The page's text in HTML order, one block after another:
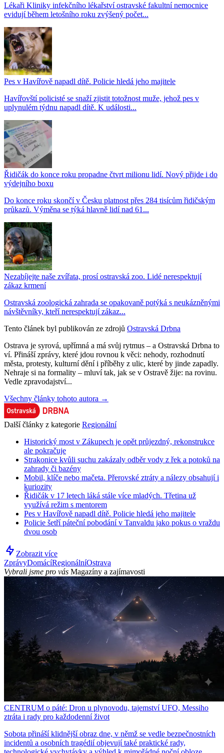
Lékaři Kliniky infekčního lékařství ostravské fakultní nemocnice
evidují během letošního roku zvýšený počet...
Pes v Havířově napadl dítě. Policie hledá jeho majitele
Havířovští policisté se snaží zjistit totožnost muže, jehož pes v
uplynulém týdnu napadl dítě. K události...
Řidičák do konce roku propadne čtvrt milionu lidí. Nový přijde i do
výdejního boxu
Do konce roku skončí v Česku platnost přes 284 tisícům řidičským
průkazů. Výměna se týká hlavně lidí nad 61...
Nezabíjejte naše zvířata, prosí ostravská zoo. Lidé nerespektují
zákaz krmení
Ostravská zoologická zahrada se opakovaně potýká s neukázněnými
návštěvníky, kteří nerespektují zákaz...
Tento článek byl publikován ze zdrojů Ostravská Drbna
Ostrava je syrová, upřímná a má svůj rytmus – a Ostravská Drbna to
ví. Přináší zprávy, které jdou rovnou k věci: nehody, rozhodnutí
města, protesty, kulturní dění i příběhy z ulic, které by jinde zapadly.
Nehraje si na formality – mluví tak, jak se v Ostravě žije: na rovinu.
Vedle zpravodajství...
Všechny články tohoto autora →
Další články z kategorie Regionální
Historický most v Zákupech je opět průjezdný, rekonstrukce
ale pokračuje
Strakonice kvůli suchu zakázaly odběr vody z řek a potoků na
zahrady či bazény
Mobil, klíče nebo mačeta. Přerovské ztráty a nálezy obsahují i
kuriozity
Řidičák v 17 letech láká stále více mladých. Třetina už
využívá režim s mentorem
Pes v Havířově napadl dítě. Policie hledá jeho majitele
Policie šetří páteční pobodání v Tanvaldu jako pokus o vraždu
dvou osob
Zobrazit více
ZprávyDomácíRegionálníOstrava
Vybrali jsme pro vás Magazíny a zajímavosti
CENTRUM o páté: Dron u plynovodu, tajemství UFO, Messiho
ztráta i rady pro každodenní život
Sobota přináší klidnější obraz dne, v němž se vedle bezpečnostních
incidentů a osobních tragédií objevují také praktické rady,